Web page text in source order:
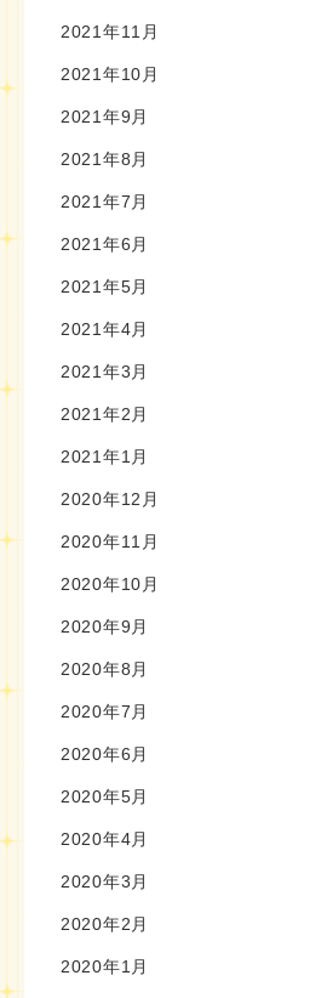
2021年11月
2021年10月
2021年9月
2021年8月
2021年7月
2021年6月
2021年5月
2021年4月
2021年3月
2021年2月
2021年1月
2020年12月
2020年11月
2020年10月
2020年9月
2020年8月
2020年7月
2020年6月
2020年5月
2020年4月
2020年3月
2020年2月
2020年1月